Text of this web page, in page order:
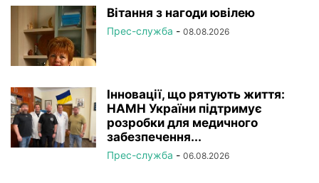
Вітання з нагоди ювілею
Прес-служба - 08.08.2026
Інновації, що рятують життя:
НАМН України підтримує
розробки для медичного
забезпечення...
Прес-служба - 06.08.2026